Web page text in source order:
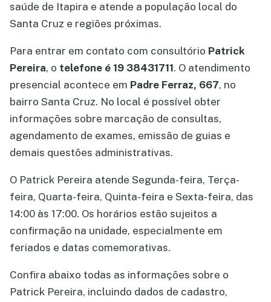
saúde de Itapira e atende a população local do
Santa Cruz e regiões próximas.
Para entrar em contato com consultório Patrick
Pereira, o telefone é 19 38431711. O atendimento
presencial acontece em Padre Ferraz, 667, no
bairro Santa Cruz. No local é possível obter
informações sobre marcação de consultas,
agendamento de exames, emissão de guias e
demais questões administrativas.
O Patrick Pereira atende Segunda-feira, Terça-
feira, Quarta-feira, Quinta-feira e Sexta-feira, das
14:00 às 17:00. Os horários estão sujeitos a
confirmação na unidade, especialmente em
feriados e datas comemorativas.
Confira abaixo todas as informações sobre o
Patrick Pereira, incluindo dados de cadastro,